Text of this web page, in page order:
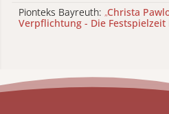
Pionteks Bayreuth: „Christa
Verpflichtung - Die Festspielzeit